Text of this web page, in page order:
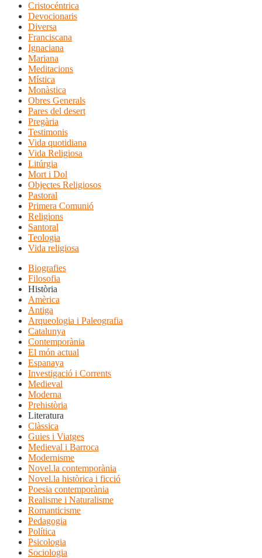
Cristocéntrica
Devocionaris
Diversa
Franciscana
Ignaciana
Mariana
Meditacions
Mística
Monàstica
Obres Generals
Pares del desert
Pregària
Testimonis
Vida quotidiana
Vida Religiosa
Litúrgia
Mort i Dol
Objectes Religiosos
Pastoral
Primera Comunió
Religions
Santoral
Teologia
Vida religiosa
Biografies
Filosofia
Història
Amèrica
Antiga
Arqueologia i Paleografia
Catalunya
Contemporània
El món actual
Espanaya
Investigació i Corrents
Medieval
Moderna
Prehistòria
Literatura
Clàssica
Guies i Viatges
Medieval i Barroca
Modernisme
Novel.la contemporània
Novel.la històrica i ficció
Poesia contemporània
Realisme i Naturalisme
Romanticisme
Pedagogia
Política
Psicologia
Sociologia